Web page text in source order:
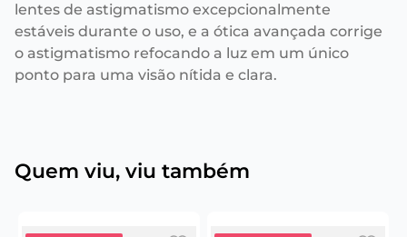
lentes de astigmatismo excepcionalmente
estáveis durante o uso, e a ótica avançada corrige
o astigmatismo refocando a luz em um único
ponto para uma visão nítida e clara.
Quem viu, viu também